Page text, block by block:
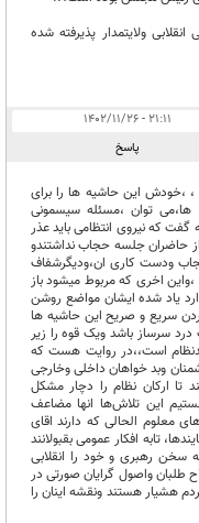
ولایتمدار پذیرفته شده
۲۱:۱۱ - ۱۴۰۲/۱۱/۲۶
پاسخ
این حاشیه ها را برای
توان ،مسئله سیسمونی
که نیروی انتظامی باید عذر
حاضران جلسه حجاب نداشتندو
ودست کاری ان،ودیگرشفاف
اخری که مربوط میشود باز
یاد شده ایشان مواضع روشن
سریع و صریح این حاشیه ها
سرساز باشد ویک قوه را زیر
است،،در روایت هست که
وبد خواهان داخلی وخارجی
تا ارکان نظام را دچار مشکل
این تلاش‌ها انها مضاعف
معلوم الحالی که دارند اقای
تابه افکار عمومی بقبولانند
رهبری و خود را انقلابی
طلبان واصول گرایان صورتی در
هشیار هستند ونقشه اینان را